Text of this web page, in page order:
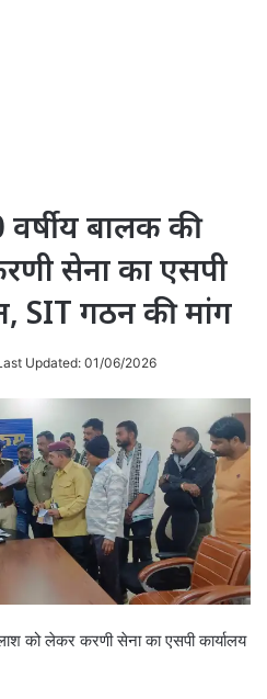
वर्षीय बालक की
सेना का एसपी
SIT गठन की मांग
Updated: 01/06/2026
को लेकर करणी सेना का एसपी कार्यालय